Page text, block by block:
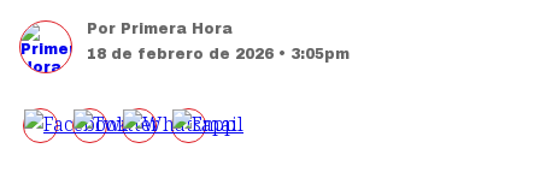
Por Primera Hora
18 de febrero de 2026 • 3:05pm